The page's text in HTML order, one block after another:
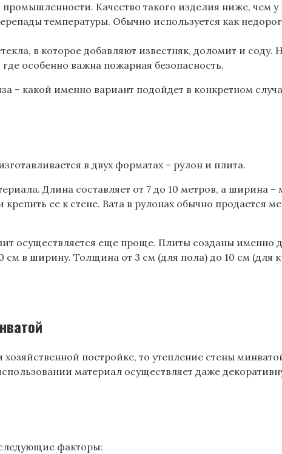
Качество такого изделия ниже, чем
температуры. Обычно используется как
в которое добавляют известняк, доломит и
особенно важна пожарная безопасность.
– какой именно вариант подойдет в конкретном
в двух форматах – рулон и плита.
Длина составляет от 7 до 10 метров, а ширина
ее к стене. Вата в рулонах обычно продается
осуществляется еще проще. Плиты созданы именно
в ширину. Толщина от 3 см (для пола) до 10 см (для
постройке, то утепление стены
материал осуществляет даже
факторы: